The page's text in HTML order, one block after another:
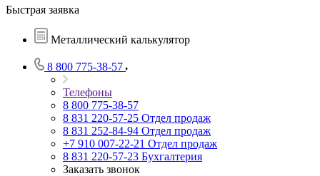
Быстрая заявка
Металлический калькулятор
8 800 775-38-57
Телефоны
8 800 775-38-57
8 831 220-57-25 Отдел продаж
8 831 252-84-94 Отдел продаж
+7 910 007-22-21 Отдел продаж
8 831 220-57-23 Бухгалтерия
Заказать звонок